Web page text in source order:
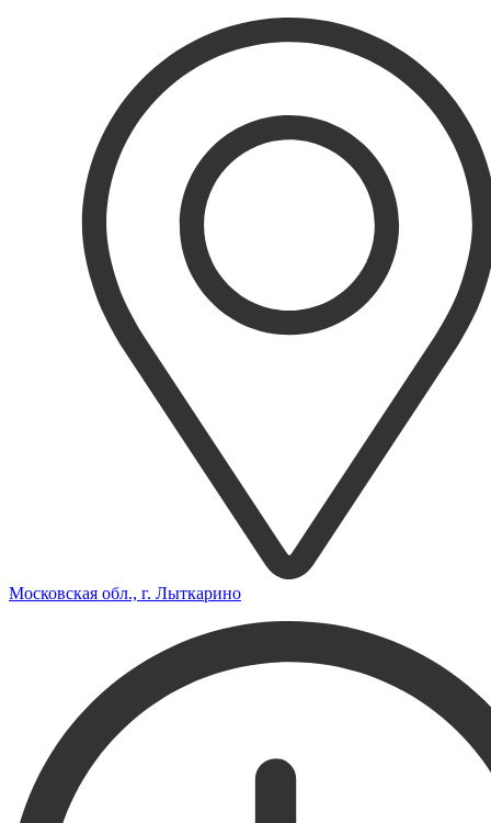
Московская обл., г. Лыткарино